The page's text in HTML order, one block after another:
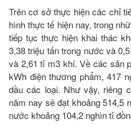
Trên cơ sở thực hiện các chỉ
hình thực tế hiện nay, trong
tiếp tục thực hiện khai thác
3,38 triệu tấn trong nước và
và 2,61 tỉ m3 khí. Về các sản
kWh điện thương phẩm, 417
dầu các loại. Như vậy, riêng
năm nay sẽ đạt khoảng 514,5
nước khoảng 104,2 nghìn tỉ